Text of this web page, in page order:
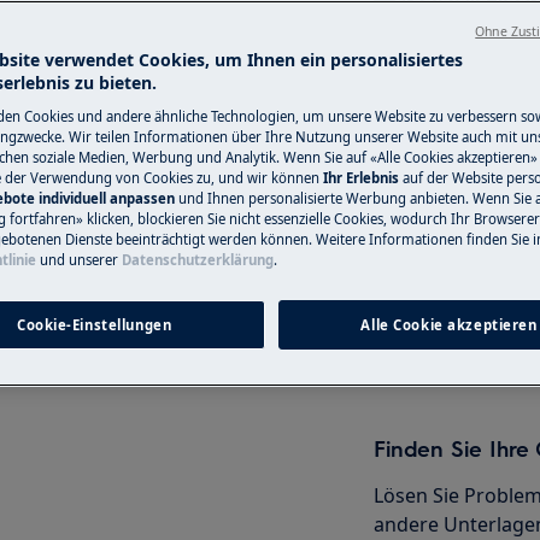
im Benutzerhandbuch
durchführen.
ausschalten und den
Service-
Haben Sie ein
nicht selbst lösen
Termin mit
Servicetechniker.
Service-
Finden Sie Ihre
Lösen Sie
andere
verwendet Cookies, um Ihnen ein personalisiertes
zu bieten.
Cookies und andere ähnliche Technologien, um unsere Website zu verbessern
Wir teilen Informationen über Ihre Nutzung unserer Website auch mit
soziale Medien, Werbung und Analytik. Wenn Sie auf «Alle Cookies
der Verwendung von Cookies zu, und wir können Ihr Erlebnis auf der Website
individuell anpassen und Ihnen personalisierte Werbung anbieten. Wenn Sie
fortfahren» klicken, blockieren Sie nicht essenzielle Cookies, wodurch Ihr
Dienste beeinträchtigt werden können. Weitere Informationen finden Sie
und unserer Datenschutzerklärung.
Cookie-Einstellungen Alle Cookie akzeptieren
Ohne